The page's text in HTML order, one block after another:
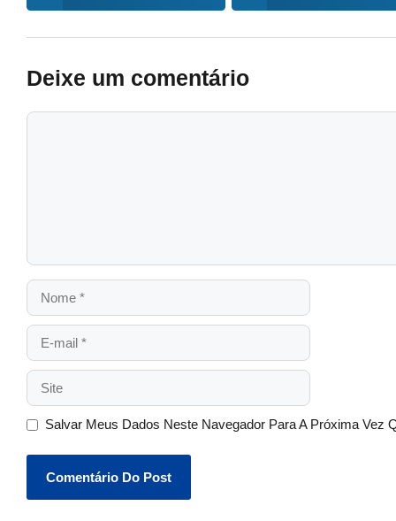
Deixe um comentário
Salvar Meus Dados Neste Navegador Para A Próxima Vez